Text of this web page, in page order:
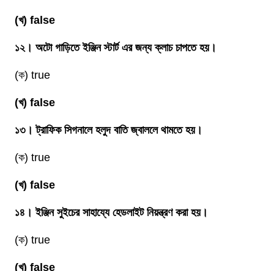
(খ) false
১২। অটো গাড়িতে ইঞ্জিন স্টার্ট এর জন্য ক্লাচ চাপতে হয়।
(ক) true
(খ) false
১৩। ট্রাফিক সিগনালে হলুদ বাতি জ্বাললে থামতে হয়।
(ক) true
(খ) false
১৪। ইঞ্জিন সুইচের সাহায্যে হেডলাইট নিয়ন্ত্রণ করা হয়।
(ক) true
(খ) false